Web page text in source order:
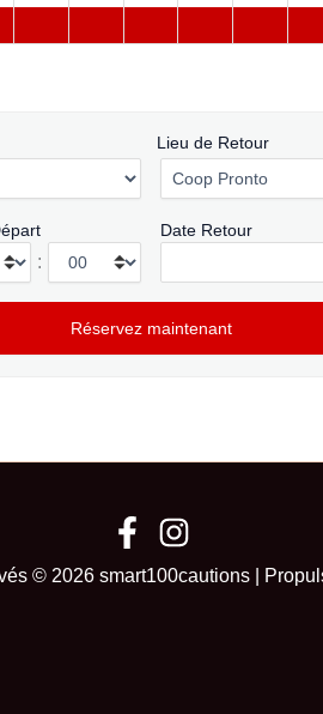
Lieu de Retour
:
Date Retour
© 2026 smart100cautions |